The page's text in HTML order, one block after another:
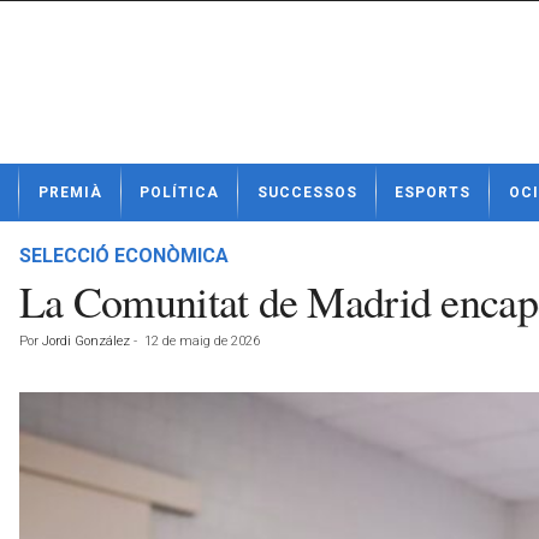
t
PREMIÀ POLÍTICA SUCCESSOS ESPORTS OCI
SELECCIÓ ECONÒMICA
La Comunitat de Madrid
Por Jordi González - 12 de maig de 2026